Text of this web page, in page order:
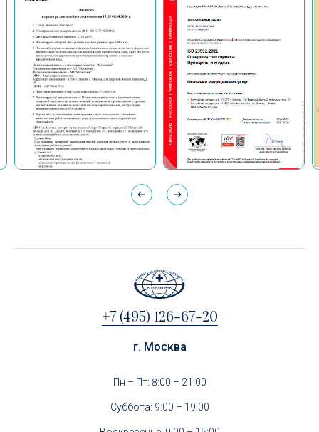
+7 (495) 126-67-20
г. Москва
Пн – Пт: 8:00 – 21:00
Суббота: 9:00 – 19:00